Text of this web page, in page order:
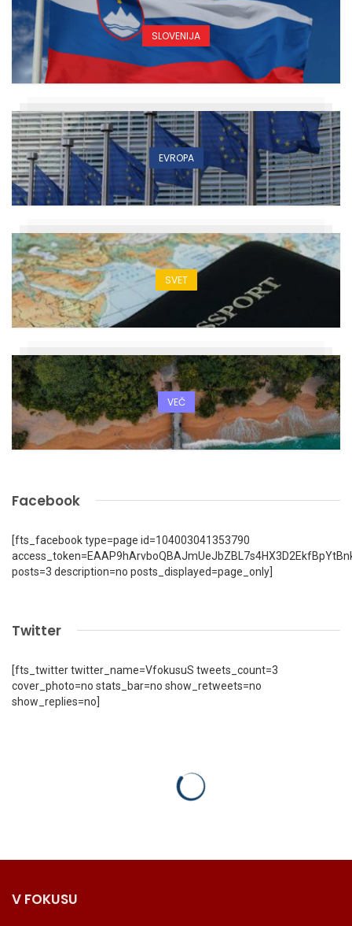
SLOVENIJA
EVROPA
SVET
VEČ
Facebook
[fts_facebook type=page id=104003041353790
posts=3 description=no posts_displayed=page_only]
Twitter
[fts_twitter twitter_name=VfokusuS tweets_count=3
cover_photo=no stats_bar=no show_retweets=no
show_replies=no]
V FOKUSU